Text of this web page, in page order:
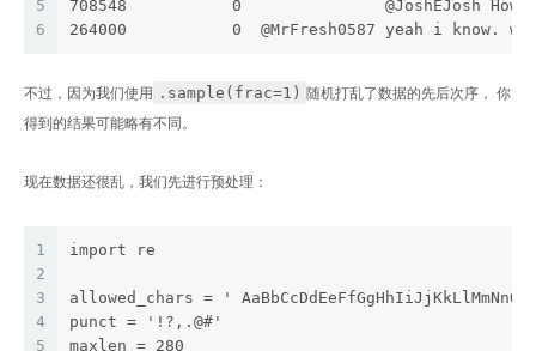
5
6
708548           0               @JoshEJosh How
264000           0  @MrFresh0587 yeah i know.
不过，因为我们使用 .sample(frac=1) 随机打乱了数据的先后次序， 你
得到的结果可能略有不同。
现在数据还很乱，我们先进行预处理：
1
2
3
4
5
import re
allowed_chars = '
punct = '!?,.@#'
maxlen = 280